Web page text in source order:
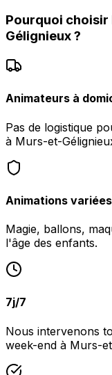
Pourquoi choisir
Gélignieux?
Animateurs à
Pas de logistique
à Murs-et-
Animations variées
Magie, ballons,
l'âge des enfants.
7j/7
Nous intervenons
week-end à Murs-